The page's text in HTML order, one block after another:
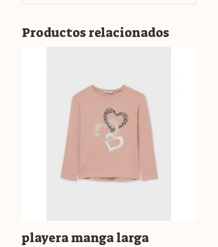
Productos relacionados
playera manga larga